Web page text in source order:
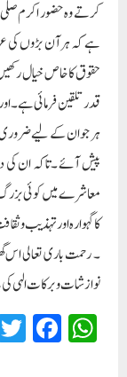
کرتے وہ حضور اکرم
ہے کہ ہر آن بڑوں کی
حقوق کا خاص خیال
قدر تلقین فرمائی ہے
ہر جوان کے لیے
پیش آئے ۔تاکہ ان کی
معاشرے میں کوئی
کا گہوارہ اور تہذیب و
۔ رحمت باری تعالی اس
نوازشات و برکات الہی
W
ha
Fa
ce